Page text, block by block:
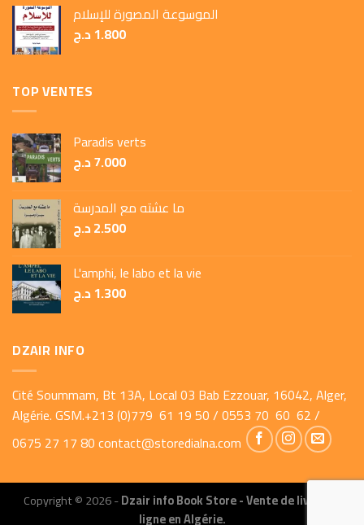
الموسوعة المصورة للإسلام
1.800د.ج
TOP VENTES
Paradis verts
7.000د.ج
ما عشته مع المدرسة
2.500د.ج
L'amphi, le labo et la vie
1.300د.ج
DZAIR INFO
Cité Soummam, Bt 13A, Local 03 Bab Ezzouar, 16042, Alger,
Algérie. GSM.+213 (0)779 61 19 50 / 0553 70 60 62 /
0675 27 17 80contact@storedialna.com
Copyright © 2026 -Dzair info Book Store - Vente de livres en
ligne en Algérie.